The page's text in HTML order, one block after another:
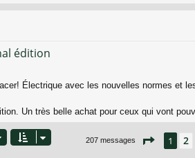
édition
Électrique avec les nouvelles normes et
Un très belle achat pour ceux qui vont
207 messages Page 1
1 2